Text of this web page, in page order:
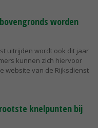
worden
uitrijden wordt ook dit jaar
kunnen zich hiervoor
website van de Rijksdienst
knelpunten bij